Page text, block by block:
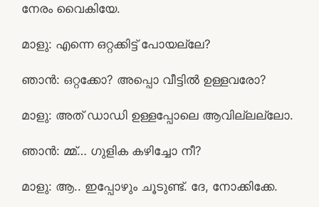
നേരം വൈകിയേ.
മാളു: എന്നെ ഒറ്റക്കിട്ട് പോയല്ലേ?
ഞാൻ: ഒറ്റക്കോ? അപ്പൊ വീട്ടിൽ ഉള്ളവരോ?
മാളു: അത് ഡാഡി ഉള്ളപ്പോലെ ആവില്ലല്ലോ.
ഞാൻ: മ്മ്… ഗുളിക കഴിച്ചോ നീ?
മാളു: ആ.. ഇപ്പോഴും ചൂടുണ്ട്. ദേ, നോക്കിക്കേ.